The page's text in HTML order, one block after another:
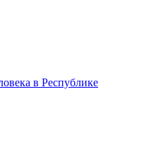
в Республике